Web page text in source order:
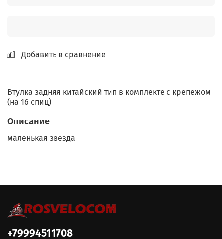
Добавить в сравнение
Втулка задняя китайский тип в комплекте с крепежом
(на 16 спиц)
Описание
маленькая звезда
+79994511708